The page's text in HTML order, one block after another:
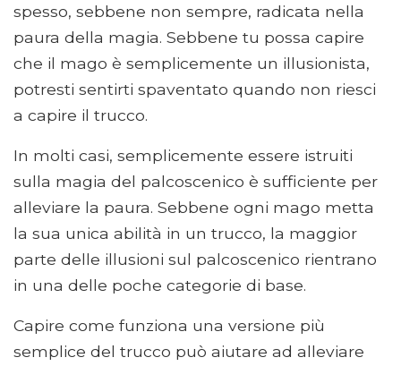
spesso, sebbene non sempre, radicata nella
paura della magia. Sebbene tu possa capire
che il mago è semplicemente un illusionista,
potresti sentirti spaventato quando non riesci
a capire il trucco.
In molti casi, semplicemente essere istruiti
sulla magia del palcoscenico è sufficiente per
alleviare la paura. Sebbene ogni mago metta
la sua unica abilità in un trucco, la maggior
parte delle illusioni sul palcoscenico rientrano
in una delle poche categorie di base.
Capire come funziona una versione più
semplice del trucco può aiutare ad alleviare